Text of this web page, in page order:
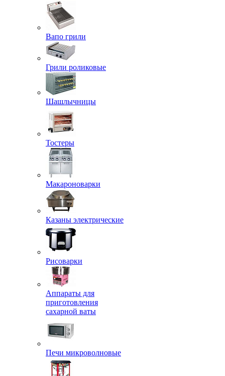
Вапо грили
Грили роликовые
Шашлычницы
Тостеры
Макароноварки
Казаны электрические
Рисоварки
Аппараты для
приготовления
сахарной ваты
Печи микроволновые